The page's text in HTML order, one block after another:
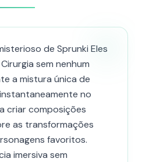
de Sprunki Eles
sem nenhum
a mistura única de
no
criar composições
as transformações
favoritos.
imersiva sem